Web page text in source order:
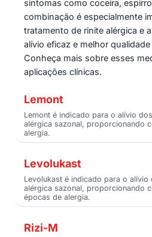
sintomas como coceira,
combinação é especialmente
tratamento de rinite alérgica e
alívio eficaz e melhor
Conheça mais sobre esses
aplicações clínicas.
Lemont
Lemont é indicado para o alívio
alérgica sazonal, proporcionando
alergia.
Levolukast
Levolukast é indicado para o
alérgica sazonal, proporcionando
épocas de alergia.
Rizi-M